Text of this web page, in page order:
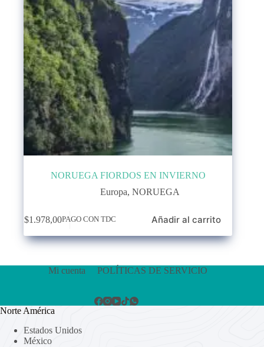
NORUEGA FIORDOS EN INVIERNO
Europa, NORUEGA
$1.978,00PAGO CON TDC Añadir al carrito
Mi cuenta POLÍTICAS DE SERVICIO
Norte América
Estados Unidos
México